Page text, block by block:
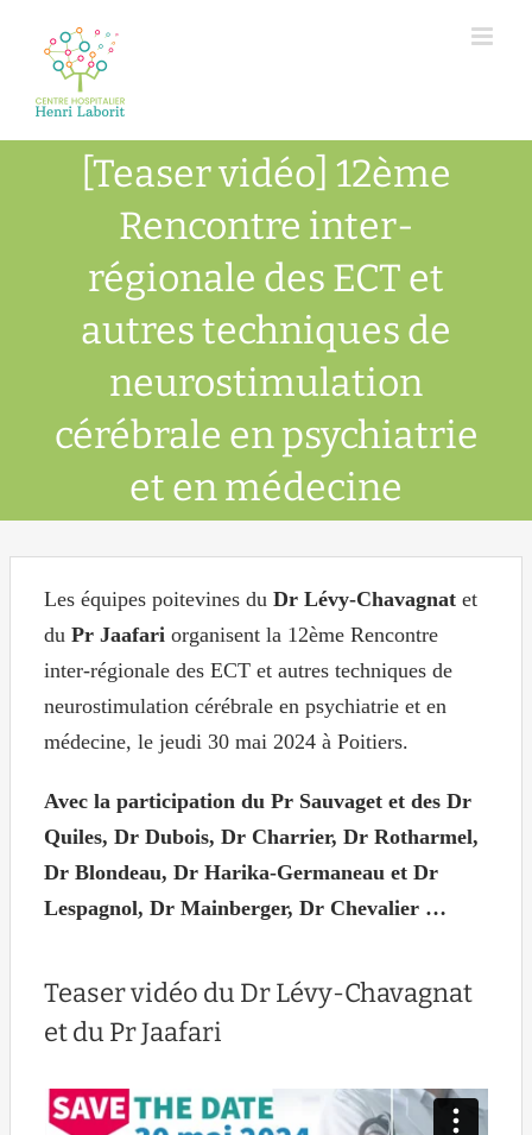
[Teaser vidéo] 12ème
Rencontre inter-
régionale des ECT et
autres techniques de
neurostimulation
cérébrale en psychiatrie
et en médecine
Les équipes poitevines du Dr Lévy-Chavagnatet
du Pr Jaafariorganisent la 12ème Rencontre
inter-régionale des ECT et autres techniques de
neurostimulation cérébrale en psychiatrie et en
médecine, le jeudi 30 mai 2024 à Poitiers.
Avec la participation du Pr Sauvaget et des Dr
Quiles, Dr Dubois, Dr Charrier, Dr Rotharmel,
Dr Blondeau, Dr Harika-Germaneau et Dr
Lespagnol, Dr Mainberger, Dr Chevalier …
Teaser vidéo du Dr Lévy-Chavagnat
et du Pr Jaafari